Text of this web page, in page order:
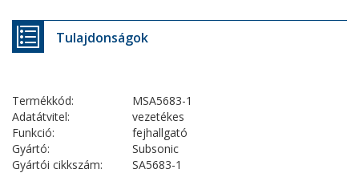
Tulajdonságok
Termékkód:
MSA5683-1
Adatátvitel:
vezetékes
Funkció:
fejhallgató
Gyártó:
Subsonic
Gyártói cikkszám:
SA5683-1